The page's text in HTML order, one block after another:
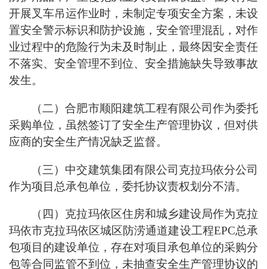
开展叉车吊运作业时，未制定专项安全方案，未设
置安全警示标识和防护设施，安全管理混乱，对作
业过程中的危险行为未及时制止，最终因安全责任
不落实、安全管理不到位、安全措施缺失导致事故
发生。
（二）合肥市顺阳建筑工程有限公司作为委托
采购单位，虽然签订了安全生产管理协议，但对供
应商的安全生产情况缺乏监督。
（三）中交建筑集团有限公司克拉玛依分公司
作为项目总承包单位，委托协议责权划分不清。
（四）克拉玛依区住房和城乡建设局作为克拉
玛依市克拉玛依区城区防涝通道建设工程EPC总承
包项目的建设单位，存在对项目承包单位的采购分
包等合同监管不到位，未抽查安全生产管理协议的